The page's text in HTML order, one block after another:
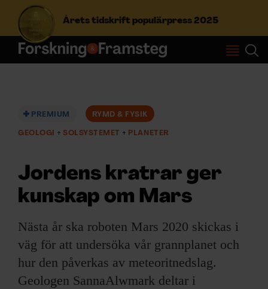
Årets tidskrift populärpress 2025
S
f
:
Prenumerera
NYHETSBREV
ÄMNEN
ARKIV & E-TIDNING
PREMIUM RYMD & FYSIK
GEOLOGI SOLSYSTEMET PLANETER
Jordens kratrar ger
kunskap om Mars
Nästa år ska roboten Mars 2020 skickas i
väg för att undersöka vår grannplanet och
hur den påverkas av meteoritnedslag.
Geologen SannaAlwmark deltar i